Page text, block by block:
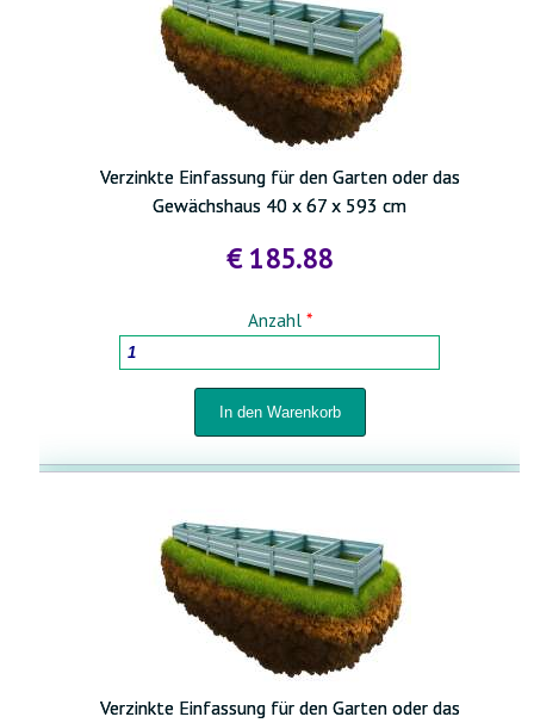
Verzinkte Einfassung für den Garten oder das
Gewächshaus 40 x 67 x 593 cm
€ 185.88
Anzahl *
Verzinkte Einfassung für den Garten oder das